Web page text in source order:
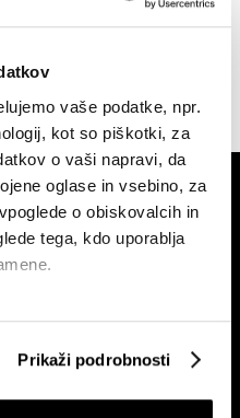
vaše podatke, npr.
kot so piškotki, za
o vaši napravi, da
oglase in vsebino, za
o obiskovalcih in
tega, kdo uporablja
geografski lokaciji, ki so
preverjanjem
Prikaži podrobnosti
teoretiku zarot 50